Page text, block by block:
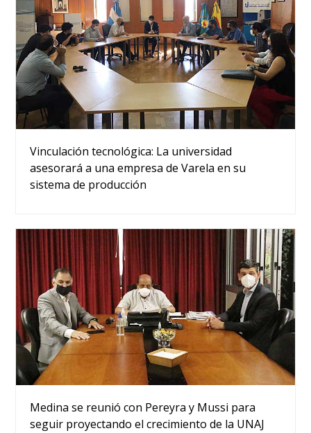
Vinculación tecnológica: La universidad
asesorará a una empresa de Varela en su
sistema de producción
Medina se reunió con Pereyra y Mussi para
seguir proyectando el crecimiento de la UNAJ